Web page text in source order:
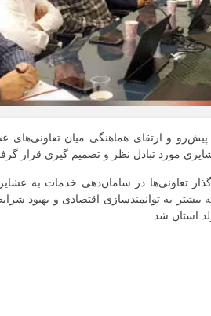
و ارتقای هماهنگی میان تعاونی‌های
مورد تبادل نظر و تصمیم گیری قرار
تعاونی‌ها در سامان‌دهی خدمات به
به توانمندسازی اقتصادی و بهبود
استان شد.